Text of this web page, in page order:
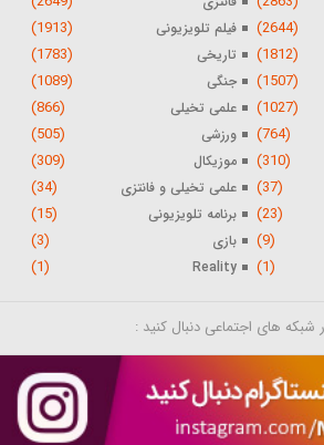
(2644) فیلم تلویزیونی (1913)
(1812) تاریخی (1783)
(1507) جنگی (1089)
(1027) علمی تخیلی (866)
(764) ورزشی (505)
(310) موزیکال (309)
(37) علمی تخیلی و فانتزی (34)
(23) برنامه تلویزیونی (15)
(9) بازی (3)
(1)
Reality
(1)
شبکه های اجتماعی دنبال کنید :